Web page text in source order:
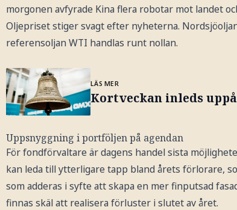
morgonen avfyrade Kina flera robotar mot landet
Oljepriset stiger svagt efter nyheterna.
referensoljan WTI handlas runt nollan.
LÄS MER
Kortveckan inleds
Uppsnyggning i portföljen på agendan
För fondförvaltare är dagens handel sista
kan leda till ytterligare tapp bland årets förlorare,
som adderas i syfte att skapa en mer finputsad
finnas skäl att realisera förluster i slutet av året.